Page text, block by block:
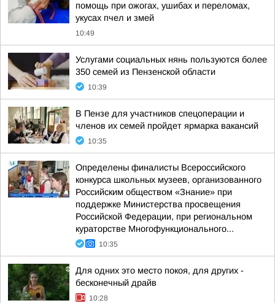
помощь при ожогах, ушибах и переломах,
укусах пчел и змей
10:49
Услугами социальных нянь пользуются более
350 семей из Пензенской области
10:39
В Пензе для участников спецоперации и
членов их семей пройдет ярмарка вакансий
10:35
Определены финалисты Всероссийского
конкурса школьных музеев, организованного
Российским обществом «Знание» при
поддержке Министерства просвещения
Российской Федерации, при региональном
кураторстве Многофункционального...
10:35
Для одних это место покоя, для других -
бесконечный драйв
10:28